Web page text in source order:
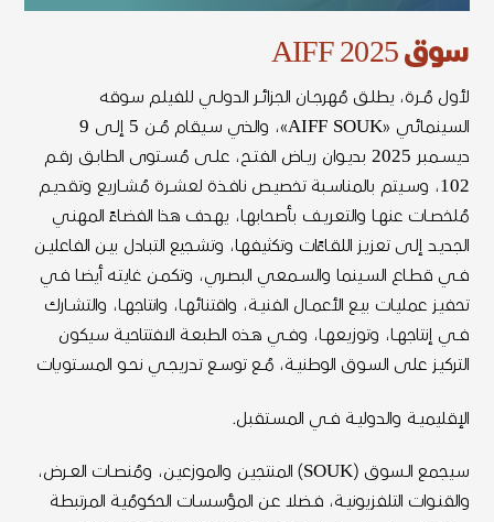
سوق AIFF 2025
لأول مُــرة، يطلــق مُهرجــان الجزائــر الدولــي للفيلـم سـوقه
السـينمائي «AIFF SOUK»، والـذي ســيقام مُــن 5 إلــى 9
ديســمبر 2025 بديــوان ريــاض الفتــح، علــى مُســتوى الطابــق رقــم
102، وســيتم بالمناســبة تخصيــص نافــذة لعشــرة مُشــاريع وتقديــم
مُلخصــات عنهــا والتعريــف بأصحابهـا، يهـدف هـذا الفضـاءً المهنـي
الجديـد إلـى تعزيـز اللقـاءًات وتكثيفهـا، وتشـجيع التبـادل بيــن الفاعليــن
فــي قطــاع الســينما والســمعي البصـري، وتكمـن غايتـه أيضـا فـي
تحفيـز عمليـات بيــع الأعمــال الفنيــة، واقتنائهــا، وانتاجهــا، والتشــارك
فــي إنتاجهــا، وتوزيعهــا، وفــي هــذه الطبعـة الافتتاحيـة سـيكون
التركيـز على السـوق الوطنيــة، مُــع توســع تدريجــي نحــو المســتويات
الإقليميــة والدوليــة فــي المســتقبل.
سـيجمع الــسوق (SOUK) المنتجيـن والموزعيـن، ومُنصــات العــرض،
والقنــوات التلفزيونيــة، فــضلا عـن المؤسسـات الحكومُيـة المرتبطـة